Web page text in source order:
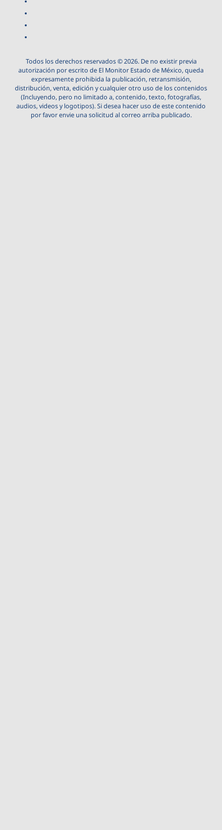
Todos los derechos reservados © 2026. De no existir previa
autorización por escrito de El Monitor Estado de México, queda
expresamente prohibida la publicación, retransmisión,
distribución, venta, edición y cualquier otro uso de los contenidos
(Incluyendo, pero no limitado a, contenido, texto, fotografías,
audios, videos y logotipos). Si desea hacer uso de este contenido
por favor envie una solicitud al correo arriba publicado.